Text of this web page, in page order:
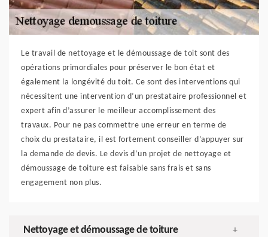
Le travail de nettoyage et le démoussage de toit sont des
opérations primordiales pour préserver le bon état et
également la longévité du toit. Ce sont des interventions qui
nécessitent une intervention d’un prestataire professionnel et
expert afin d’assurer le meilleur accomplissement des
travaux. Pour ne pas commettre une erreur en terme de
choix du prestataire, il est fortement conseiller d’appuyer sur
la demande de devis. Le devis d’un projet de nettoyage et
démoussage de toiture est faisable sans frais et sans
engagement non plus.
Nettoyage et démoussage de toiture +